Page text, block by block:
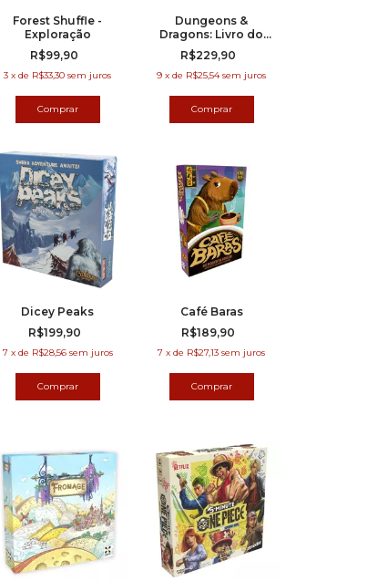
Forest Shuffle -
Exploração
R$99,90
3 x de R$33,30 sem juros
Dungeons &
Dragons: Livro do
Mestre (5.5e)
R$229,90
9 x de R$25,54 sem juros
Dicey Peaks
R$199,90
7 x de R$28,56 sem juros
Café Baras
R$189,90
7 x de R$27,13 sem juros